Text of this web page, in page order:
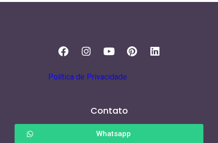
Política de Privacidade
Contato
Whatsapp